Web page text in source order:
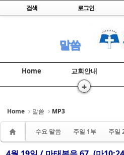
Skip to
검색 로그인
말씀
Home 교회안내
+
Home 말씀 MP3
수요 말씀 주일 1부 주일
Sketchbook5,
Sketchbook5, 스